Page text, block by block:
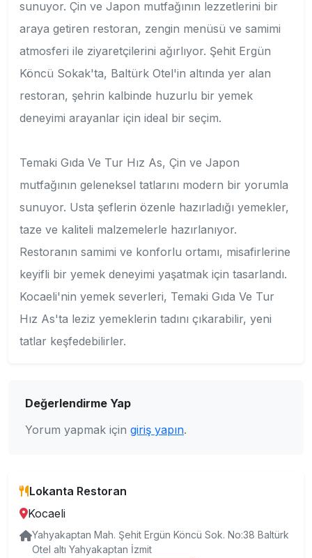
sunuyor. Çin ve Japon mutfağının lezzetlerini bir
araya getiren restoran, zengin menüsü ve samimi
atmosferi ile ziyaretçilerini ağırlıyor. Şehit Ergün
Köncü Sokak'ta, Baltürk Otel'in altında yer alan
restoran, şehrin kalbinde huzurlu bir yemek
deneyimi arayanlar için ideal bir seçim.
Temaki Gıda Ve Tur Hız As, Çin ve Japon
mutfağının geleneksel tatlarını modern bir yorumla
sunuyor. Usta şeflerin özenle hazırladığı yemekler,
taze ve kaliteli malzemelerle hazırlanıyor.
Restoranın samimi ve konforlu ortamı, misafirlerine
keyifli bir yemek deneyimi yaşatmak için tasarlandı.
Kocaeli'nin yemek severleri, Temaki Gıda Ve Tur
Hız As'ta leziz yemeklerin tadını çıkarabilir, yeni
tatlar keşfedebilirler.
Değerlendirme Yap
Yorum yapmak için giriş yapın.
Lokanta Restoran
Kocaeli
Yahyakaptan Mah. Şehit Ergün Köncü Sok. No:38 Baltürk
Otel altı Yahyakaptan İzmit